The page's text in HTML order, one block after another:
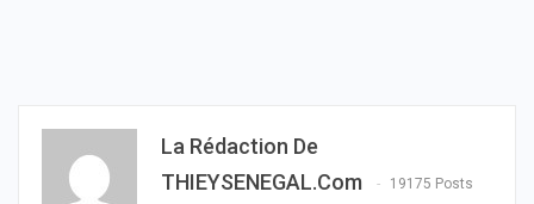
La Rédaction De
THIEYSENEGAL.com
19175 Posts